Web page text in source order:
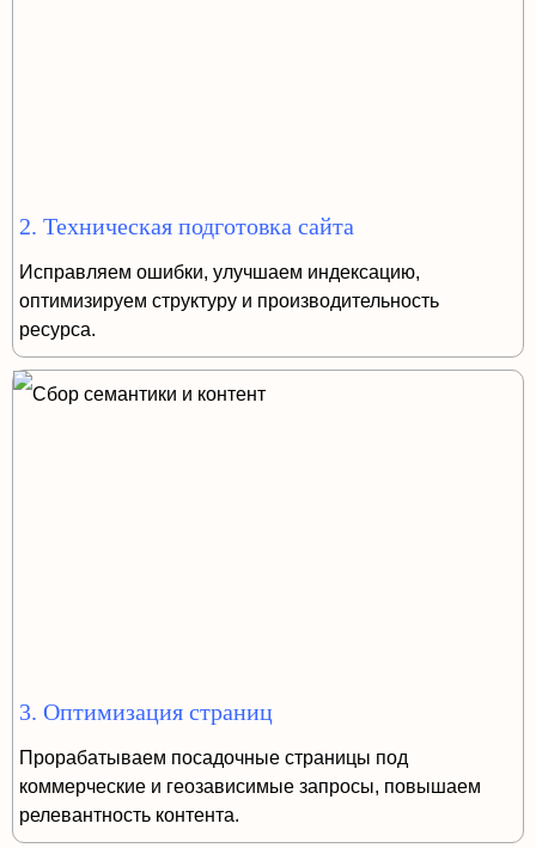
2. Техническая подготовка сайта
Исправляем ошибки, улучшаем индексацию,
оптимизируем структуру и производительность
ресурса.
3. Оптимизация страниц
Прорабатываем посадочные страницы под
коммерческие и геозависимые запросы, повышаем
релевантность контента.